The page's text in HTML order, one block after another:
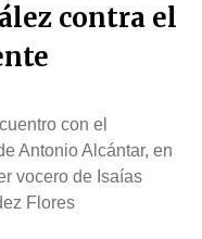
contra el
con el
Antonio Alcántar, en
vocero de Isaías
Flores